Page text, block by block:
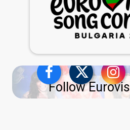
Follow